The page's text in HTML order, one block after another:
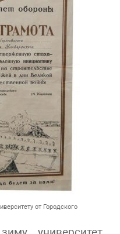
от Городского